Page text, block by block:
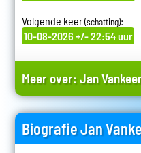
Volgende keer(schatting):
10-08-2026 +/- 22:54 uur
Meer over:Jan
Biografie Jan